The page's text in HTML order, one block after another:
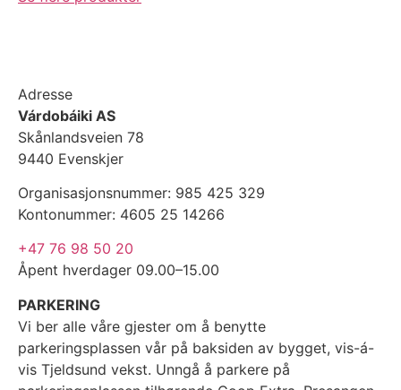
Adresse
Várdobáiki AS
Skånlandsveien 78
9440 Evenskjer
Organisasjonsnummer: 985 425 329
Kontonummer: 4605 25 14266
+47 76 98 50 20
Åpent hverdager 09.00–15.00
PARKERING
Vi ber alle våre gjester om å benytte
parkeringsplassen vår på baksiden av bygget, vis-á-
vis Tjeldsund vekst. Unngå å parkere på